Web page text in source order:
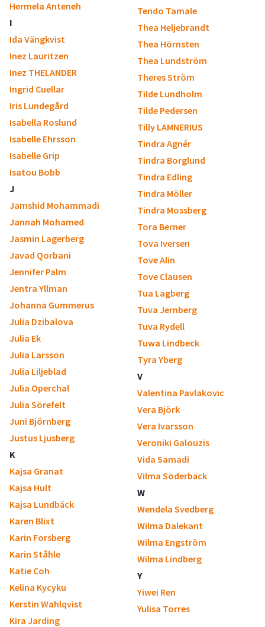
Hermela Anteneh
I
Ida Vängkvist
Inez Lauritzen
Inez THELANDER
Ingrid Cuellar
Iris Lundegård
Isabella Roslund
Isabelle Ehrsson
Isabelle Grip
Isatou Bobb
J
Jamshid Mohammadi
Jannah Mohamed
Jasmin Lagerberg
Javad Qorbani
Jennifer Palm
Jentra Yllman
Johanna Gummerus
Julia Dzibalova
Julia Ek
Julia Larsson
Julia Liljeblad
Julia Operchal
Julia Sörefelt
Juni Björnberg
Justus Ljusberg
K
Kajsa Granat
Kajsa Hult
Kajsa Lundbäck
Karen Blixt
Karin Forsberg
Karin Ståhle
Katie Coh
Kelina Kycyku
Kerstin Wahlqvist
Kira Jarding
Tendo Tamale
Thea Heljebrandt
Thea Hörnsten
Thea Lundström
Theres Ström
Tilde Lundholm
Tilde Pedersen
Tilly LAMNERIUS
Tindra Agnér
Tindra Borglund
Tindra Edling
Tindra Möller
Tindra Mossberg
Tora Berner
Tova Iversen
Tove Alin
Tove Clausen
Tua Lagberg
Tuva Jernberg
Tuva Rydell
Tuwa Lindbeck
Tyra Yberg
V
Valentina Pavlakovic
Vera Björk
Vera Ivarsson
Veroniki Galouzis
Vida Samadi
Vilma Söderbäck
W
Wendela Svedberg
Wilma Dalekant
Wilma Engström
Wilma Lindberg
Y
Yiwei Ren
Yulisa Torres